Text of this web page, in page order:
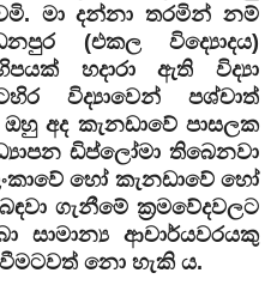
මා දන්නා තරමින් නම්
(එකල විද්‍යොදය)
හදාරා ඇති විද්‍යා
විද්‍යාවෙන් පශ්චාත්
අද කැනඩාවේ පාසලක
ඩිප්ලෝමා තිබෙනවා
හෝ කැනඩාවේ හෝ
ගැනීමේ ක්‍රමවේදවලට
සාමාන්‍ය ආචාර්යවරයකු
වීමටවත් නො හැකි ය.